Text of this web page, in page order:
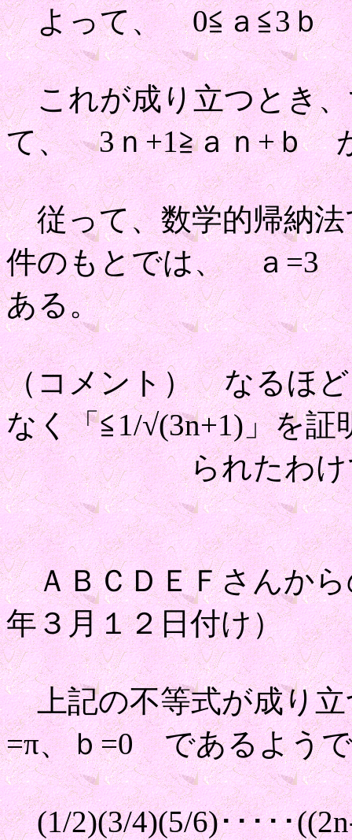
よって、 0≦ａ≦3ｂ
これが成り立つとき、
て、 3ｎ+1≧ａｎ+ｂ
従って、数学的帰納法
件のもとでは、 ａ=3
ある。
（コメント） なるほど
なく「≦1/√(3n+1)」を
られたわけで
ＡＢＣＤＥＦさんから
年３月１２日付け）
上記の不等式が成り立
=π、ｂ=0 であるよう
(1/2)(3/4)(5/6)･････